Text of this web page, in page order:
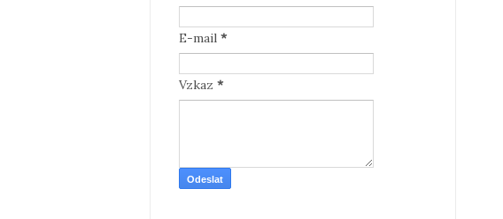
E-mail *
Vzkaz *